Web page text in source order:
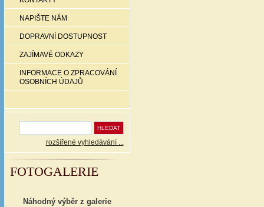
NAPIŠTE NÁM
DOPRAVNÍ DOSTUPNOST
ZAJÍMAVÉ ODKAZY
INFORMACE O ZPRACOVÁNÍ
OSOBNÍCH ÚDAJŮ
rozšířené vyhledávání ...
FOTOGALERIE
Náhodný výběr z galerie